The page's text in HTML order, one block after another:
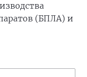
(БПЛА) и